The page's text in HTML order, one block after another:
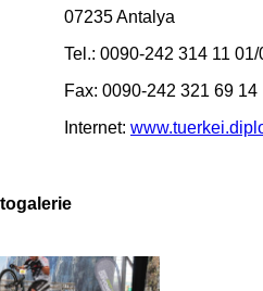
07235 Antalya
Tel.: 0090-242 314 11 01/
Fax: 0090-242 321 69 14
Internet: